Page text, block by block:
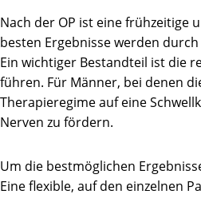
Nach der OP ist eine frühzeitige
besten Ergebnisse werden
Ein wichtiger Bestandteil ist die
führen. Für Männer, bei denen
Therapieregime auf eine
Nerven zu fördern.
Um die bestmöglichen
Eine flexible, auf den einzelnen